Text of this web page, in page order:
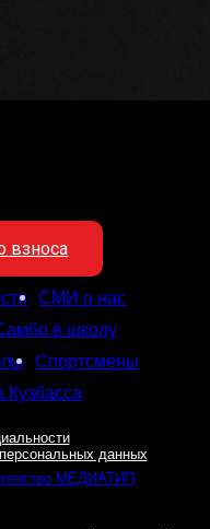
взноса
СМИ о нас
в школу
Спортсмены
данных